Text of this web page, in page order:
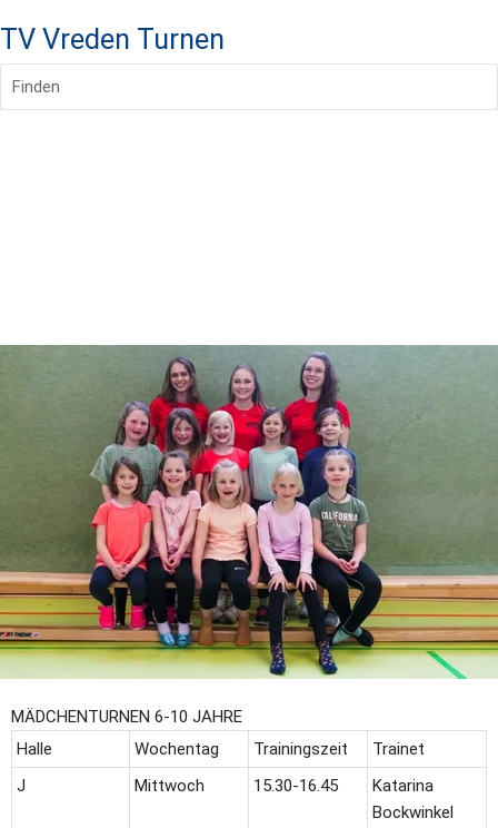
TV Vreden Turnen
Finden
MÄDCHENTURNEN 6-10 JAHRE
Halle
Wochentag Trainingszeit
Trainet
J
Mittwoch 15.30-16.45
Katarina
Bockwinkel